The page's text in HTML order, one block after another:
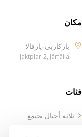
مكان
باركاربي-يارفالا
Jaktplan 2, Järfälla
فئات
ثلاثة أجيال تجتمع